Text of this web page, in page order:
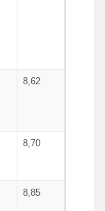
8,62
8,70
8,85